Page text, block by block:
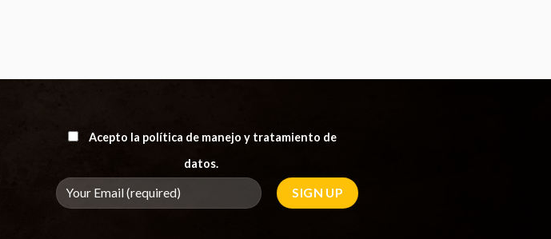
Acepto la política de manejo y tratamiento de
datos.